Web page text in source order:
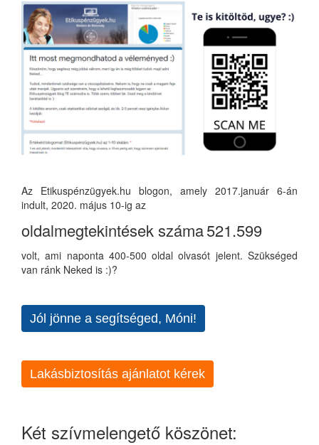
Az Etikuspénzügyek.hu blogon, amely 2017.január 6-án
indult, 2020. május 10-ig az
oldalmegtekintések száma521.599
volt, ami naponta 400-500 oldal olvasót jelent. Szükséged
van ránk Neked is :)?
Jól jönne a segítséged, Móni!
Lakásbiztosítás ajánlatot kérek
Két szívmelengető köszönet: